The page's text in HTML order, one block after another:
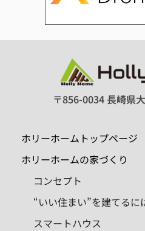
〒856-0034 長崎県
ホリーホームトップページ
ホリーホームの家づくり
コンセプト
“いい住まい”を建てるに
スマートハウス